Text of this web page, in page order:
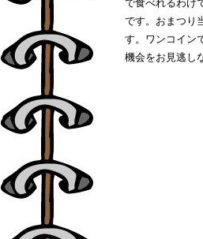
で食べれるわけ
です。おまつり
す。ワンコイン
機会をお見逃